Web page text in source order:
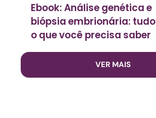
Ebook: Análise genética e
biópsia embrionária: tudo
o que você precisa saber
VER MAIS